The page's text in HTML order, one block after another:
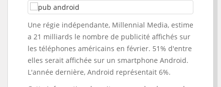
Une régie indépendante, Millennial Media, estime
a 21 milliards le nombre de publicité affichés sur
les téléphones américains en février. 51% d'entre
elles serait affichée sur un smartphone Android.
L'année dernière, Android représentait 6%.